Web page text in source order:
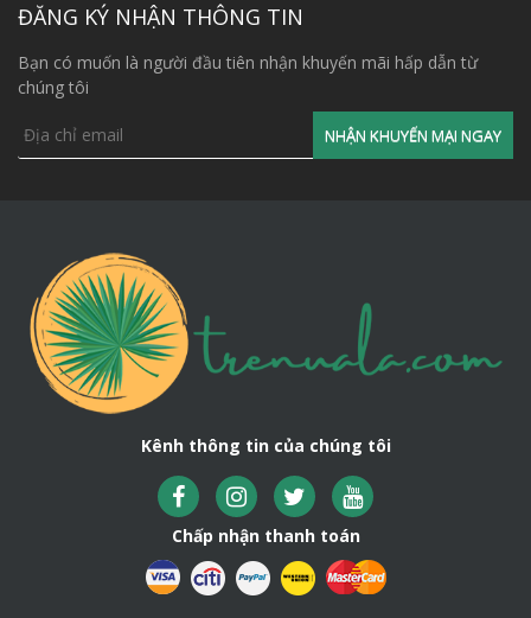
ĐĂNG KÝ NHẬN THÔNG TIN
Bạn có muốn là người đầu tiên nhận khuyến mãi hấp dẫn từ
chúng tôi
Kênh thông tin của chúng tôi
Chấp nhận thanh toán